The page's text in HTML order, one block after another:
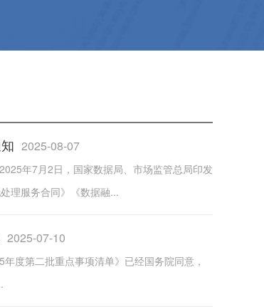
2025-08-07
年7月2日，国家数据局、市场监管总局印发
理服务合同》《数据融...
2025-07-10
度第二批重点事项清单》已经国务院同意，